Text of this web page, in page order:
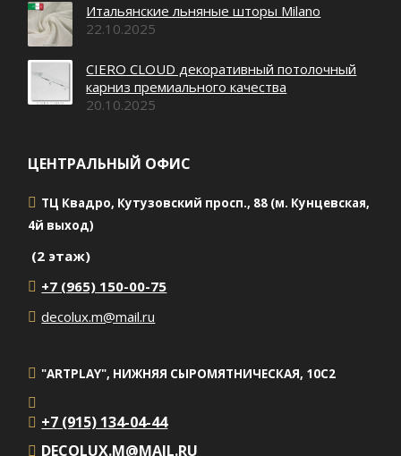
Итальянские льняные шторы Milano
22.10.2025
CIERO CLOUD декоративный потолочный
карниз премиального качества
20.10.2025
ЦЕНТРАЛЬНЫЙ ОФИС
ТЦ Квадро, Кутузовский просп., 88 (м. Кунцевская,
4й выход)
(2 этаж)
+7 (965) 150-00-75
decolux.m@mail.ru
"ARTPLAY", НИЖНЯЯ СЫРОМЯТНИЧЕСКАЯ, 10С2
+7 (915) 134-04-44
DECOLUX.M@MAIL.RU